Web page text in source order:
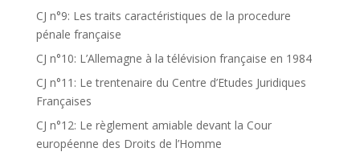
CJ n°9: Les traits caractéristiques de la procedure
pénale française
CJ n°10: L’Allemagne à la télévision française en 1984
CJ n°11: Le trentenaire du Centre d’Etudes Juridiques
Françaises
CJ n°12: Le règlement amiable devant la Cour
européenne des Droits de l’Homme